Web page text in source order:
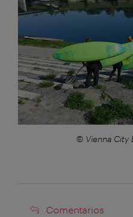
© Vienna City
Comentarios
Comentarios